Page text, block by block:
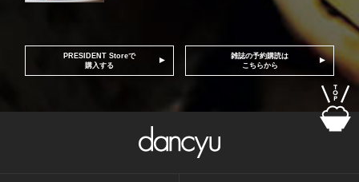
PRESIDENT Storeで
購入する
雑誌の予約購読は
こちらから